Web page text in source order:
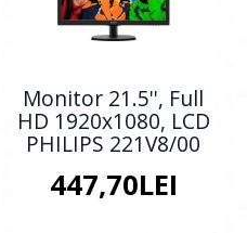
Monitor 21.5'', Full
HD 1920x1080, LCD
PHILIPS 221V8/00
447,70LEI